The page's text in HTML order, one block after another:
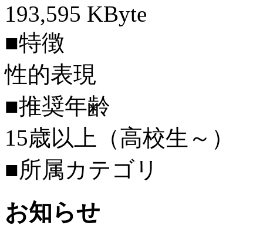
193,595 KByte
■特徴
性的表現
■推奨年齢
15歳以上（高校生～）
■所属カテゴリ
お知らせ